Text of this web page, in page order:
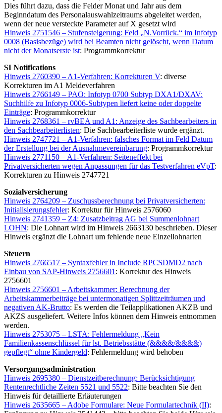
Dies führt dazu, dass die Felder Monat und Jahr aus dem
Beginndatum des Personalauswahlzeitraums abgeleitet werden,
wenn der neue versteckte Parameter auf X gesetzt wird
Hinweis 2751546 – Stufensteigerung: Feld „N.Vorrück.“ im Infotyp
0008 (Basisbezüge) wird bei Beamten nicht gelöscht, wenn Datum
nicht der Monatserste ist: Programmkorrektur
SI Notifications
Hinweis 2760390 – A1-Verfahren: Korrekturen V: diverse
Korrekturen im A1 Meldeverfahren
Hinweis 2766149 – PAO: Infotyp 0700 Subtyp DXA1/DXAV:
Suchhilfe zu Infotyp 0006-Subtypen liefert keine oder doppelte
Einträge: Programmkorrektur
Hinweis 2768361 – rvBEA und A1: Anzeige des Sachbearbeiters in
den Sachbearbeiterlisten: Die Sachbearbeiterliste wurde ergänzt.
Hinweis 2747721 – A1-Verfahren: falsches Format im Feld Datum
der Erstellung bei der Ausnahmevereinbarung: Programmkorrektur
Hinweis 2771150 – A1-Verfahren: Seiteneffekt bei
Privatversicherten wegen Anpassungen für das Testverfahren eVpT:
Korrekturen zu Hinweis 2747721
Sozialversicherung
Hinweis 2764209 – Zuschussberechnung bei Privatversicherten:
Initialisierungsfehler: Korrektur für Hinweis 2576060
Hinweis 2741359 – Z4: Zusatzbeitrag AG bei Summenlohnart
LOHN: Die Lohnart wird im Hinweis 2663130 beschrieben. Dieser
Hinweis ergänzt die Lohnart um fehlende neue Einzellohnarten
Steuern
Hinweis 2766517 – Syntaxfehler in Include RPCSDMD2 nach
Einbau von SAP-Hinweis 2756601 : Korrektur des Hinweis
2756601
Hinweis 2756601 – Arbeitskammer: Berechnung der
Arbeitskammerbeiträge bei untermonatigen Splittzeiträumen und
negativen AK-Brutto: Es werden die Teilapplikationen AKZB und
AKZS ausgeliefert. Weitere Infos können dem Hinweis entnommen
werden.
Hinweis 2753075 – LSTA: Fehlermeldung „Kein
Familienkassenschlüssel für lst. Betriebsstätte (&&&&/&&&&)
gepflegt“ ohne Kindergeld: Fehlermeldung wird behoben
Versorgungsadministration
Hinweis 2695380 – Dienstzeitberechnung: Berücksichtigung
Rentenrechtliche Zeiten 5521 und 5522: Bitte beachten Sie den
Hinweis für detaillierte Erläuterungen
Hinweis 2635665 – Adobe Formulare: Neue Formulartechnik (II):